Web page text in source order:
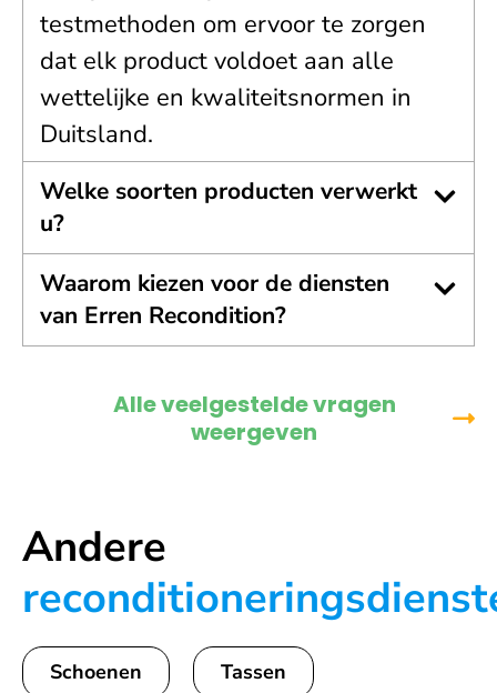
testmethoden om ervoor te zorgen
dat elk product voldoet aan alle
wettelijke en kwaliteitsnormen in
Duitsland.
Welke soorten producten verwerkt
u?
Waarom kiezen voor de diensten
van Erren Recondition?
Alle veelgestelde vragen
weergeven
Andere
Schoenen Tassen